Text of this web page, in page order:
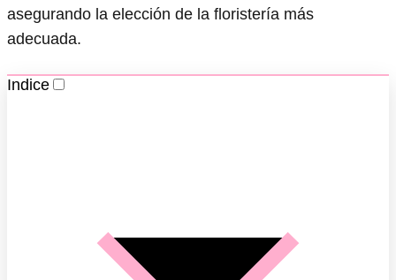
asegurando la elección de la floristería más
adecuada.
Indice